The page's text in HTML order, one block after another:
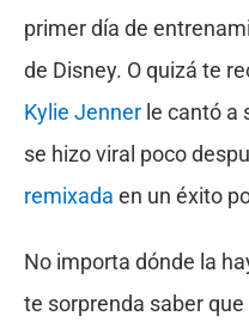
primer día de
de Disney. O quizá te
Kylie Jenner le cantó a
se hizo viral poco
remixada en un éxito
No importa dónde la
te sorprenda saber